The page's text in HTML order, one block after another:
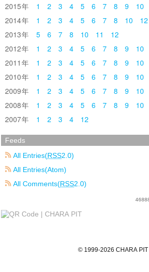
2015
1 2 3 4 5 6 7 8 9 10
2014
1 2 3 4 5 6 7 8 10
12
2013
5 6 7 8 10 11
12
2012
1 2 3 4 5 6 7 8 9 10
2011
1 2 3 4 5 6 7 8 9 10
2010
1 2 3 4 5 6 7 8 9 10
2009
1 2 3 4 5 6 7 8 9 10
2008
1 2 3 4 5 6 7 8 9 10
2007
1 2 3 4 12
Feeds
All Entries(RSS2.0)
All Entries(Atom)
All Comments(RSS2.0)
© 1999-2026 CHARA PIT